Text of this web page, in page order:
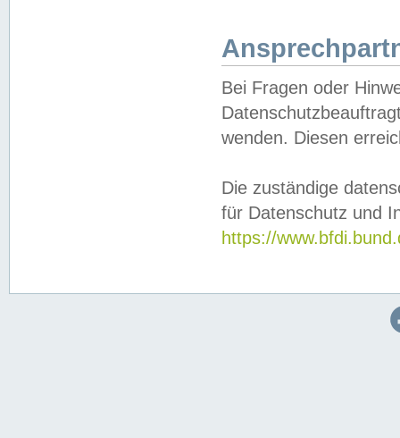
Bei Fragen oder
wenden. Diesen
Die zuständige
für Datenschutz und
https://